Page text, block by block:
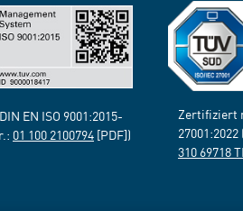
EN ISO 9001:2015-
01 100 2100794 [PDF])
Zertifiziert
310 69718